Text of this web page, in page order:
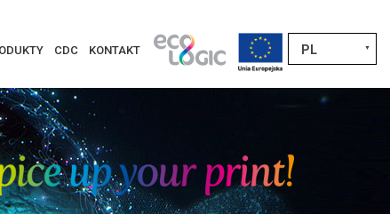
PL ▼
CDC KONTAKT